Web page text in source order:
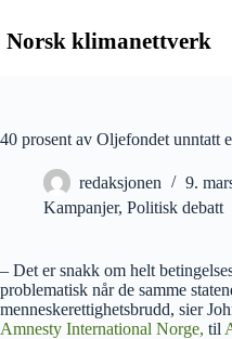
40 prosent av Oljefondet unntatt
redaksjonen
9.
Kampanjer, Politisk debatt
– Det er snakk om helt
problematisk når de samme
menneskerettighetsbrudd, sier
Amnesty International Norge, til